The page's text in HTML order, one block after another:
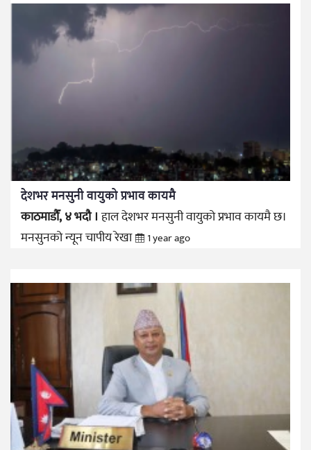
देशभर मनसुनी वायुको प्रभाव कायमै
काठमाडौँ, ४ भदौ ।हाल देशभर मनसुनी वायुको प्रभाव कायमै छ।
मनसुनको न्यून चापीय रेखा
1 year ago